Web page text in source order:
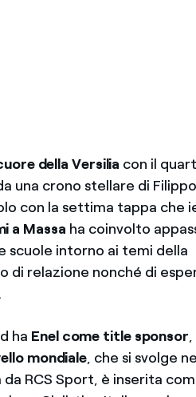
della Versilia con il
una crono stellare di
con la settima tappa che
a Massa ha coinvolto
scuole intorno ai temi della
relazione nonché di
ha Enel come title sponsor
mondiale, che si svolge
RCS Sport, è inserita